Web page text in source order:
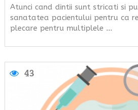
Atunci cand dintii sunt stricati si
sanatatea pacientului pentru ca
plecare pentru multiplele …
43